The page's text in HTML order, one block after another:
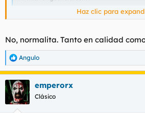
Haz clic para
No, normalita. Tanto en calidad
R
e
a
c
c
i
Angulo
emperorx
Clásico